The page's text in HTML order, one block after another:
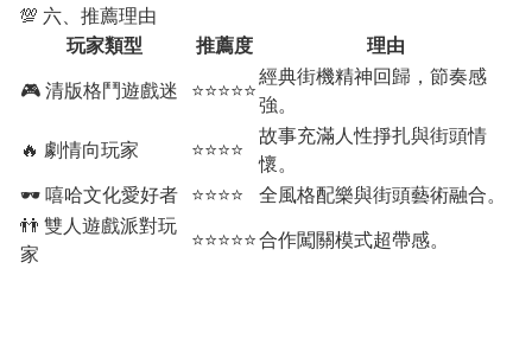
💯 六、推薦理由
玩家類型
推薦度
理由
🎮 清版格鬥遊戲迷
⭐⭐⭐⭐⭐
經典街機精神回歸，節奏感
強。
🔥 劇情向玩家
⭐⭐⭐⭐
故事充滿人性掙扎與街頭情
懷。
🕶️ 嘻哈文化愛好者
⭐⭐⭐⭐
全風格配樂與街頭藝術融合。
👬 雙人遊戲派對玩
家
⭐⭐⭐⭐⭐合作闖關模式超帶感。